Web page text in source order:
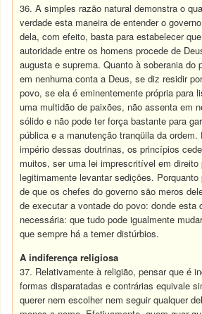
36. A simples razão natural demonstra o
verdade esta maneira de entender o
dela, com efeito, basta para estabelecer
autoridade entre os homens procede de
augusta e suprema. Quanto à soberania do
em nenhuma conta a Deus, se diz residir
povo, se ela é eminentemente própria para
uma multidão de paixões, não assenta em
sólido e não pode ter força bastante para
pública e a manutenção tranqüila da
império dessas doutrinas, os princípios
muitos, ser uma lei imprescritível em direito
legitimamente levantar sedições.
de que os chefes do governo são meros
de executar a vontade do povo: donde esta
necessária: que tudo pode igualmente
que sempre há a temer distúrbios.
A indiferença religiosa
37. Relativamente à religião, pensar que é
formas disparatadas e contrárias equivale
querer nem escolher nem seguir qualquer